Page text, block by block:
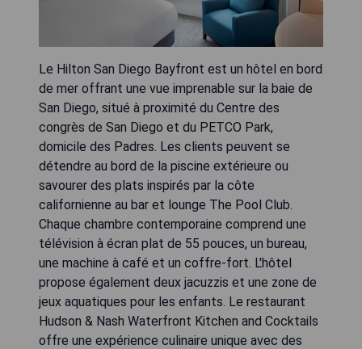
Le Hilton San Diego Bayfront est un hôtel en bord
de mer offrant une vue imprenable sur la baie de
San Diego, situé à proximité du Centre des
congrès de San Diego et du PETCO Park,
domicile des Padres. Les clients peuvent se
détendre au bord de la piscine extérieure ou
savourer des plats inspirés par la côte
californienne au bar et lounge The Pool Club.
Chaque chambre contemporaine comprend une
télévision à écran plat de 55 pouces, un bureau,
une machine à café et un coffre-fort. L'hôtel
propose également deux jacuzzis et une zone de
jeux aquatiques pour les enfants. Le restaurant
Hudson & Nash Waterfront Kitchen and Cocktails
offre une expérience culinaire unique avec des